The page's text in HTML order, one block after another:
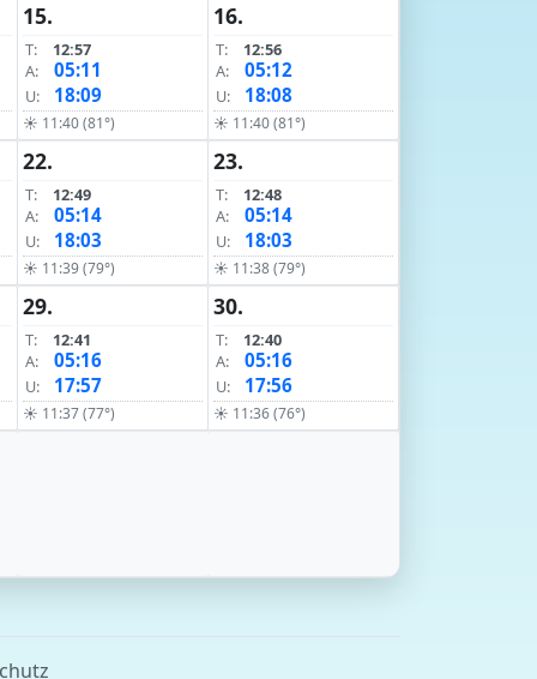
15.
T:
12:57
A:
05:11
U: 18:09
☀ 11:40 (81°)
16.
T:
12:56
A:
05:12
U: 18:08
☀ 11:40 (81°)
22.
T:
12:49
A:
05:14
U: 18:03
☀ 11:39 (79°)
23.
T:
12:48
A:
05:14
U: 18:03
☀ 11:38 (79°)
29.
T:
12:41
A:
05:16
U: 17:57
☀ 11:37 (77°)
30.
T:
12:40
A:
05:16
U: 17:56
☀ 11:36 (76°)